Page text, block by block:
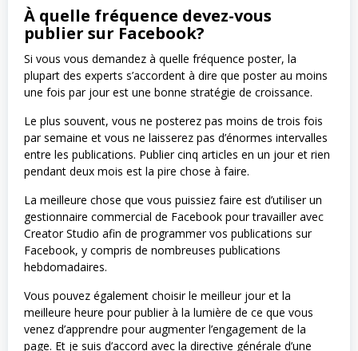
À quelle fréquence devez-vous
publier sur Facebook?
Si vous vous demandez à quelle fréquence poster, la
plupart des experts s’accordent à dire que poster au moins
une fois par jour est une bonne stratégie de croissance.
Le plus souvent, vous ne posterez pas moins de trois fois
par semaine et vous ne laisserez pas d’énormes intervalles
entre les publications. Publier cinq articles en un jour et rien
pendant deux mois est la pire chose à faire.
La meilleure chose que vous puissiez faire est d’utiliser un
gestionnaire commercial de Facebook pour travailler avec
Creator Studio afin de programmer vos publications sur
Facebook, y compris de nombreuses publications
hebdomadaires.
Vous pouvez également choisir le meilleur jour et la
meilleure heure pour publier à la lumière de ce que vous
venez d’apprendre pour augmenter l’engagement de la
page. Et je suis d’accord avec la directive générale d’une